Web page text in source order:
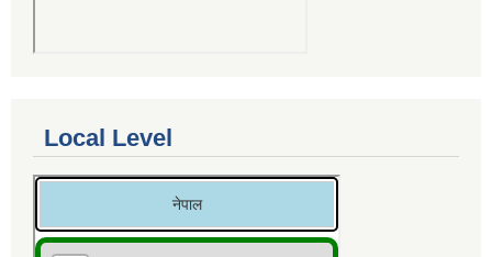
Local Level